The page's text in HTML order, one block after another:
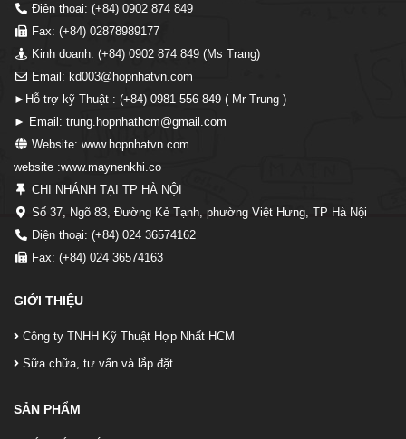
Điện thoại: (+84) 0902 874 849
Fax: (+84) 02878989177
Kinh doanh: (+84) 0902 874 849 (Ms Trang)
Email: kd003@hopnhatvn.com
►Hỗ trợ kỹ Thuật : (+84) 0981 556 849 ( Mr Trung )
► Email: trung.hopnhathcm@gmail.com
Website: www.hopnhatvn.com
website :www.maynenkhi.co
CHI NHÁNH TẠI TP HÀ NỘI
Số 37, Ngõ 83, Đường Kẻ Tạnh, phường Việt Hưng, TP Hà Nội
Điện thoại: (+84) 024 36574162
Fax: (+84) 024 36574163
GIỚI THIỆU
Công ty TNHH Kỹ Thuật Hợp Nhất HCM
Sữa chữa, tư vấn và lắp đặt
SẢN PHẨM